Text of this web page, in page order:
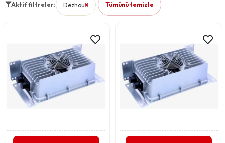
Aktif filtreler: Dezhou
filtresini kaldır Tümünü temizle